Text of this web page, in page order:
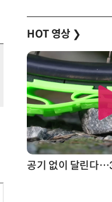
HOT 영상 ❯